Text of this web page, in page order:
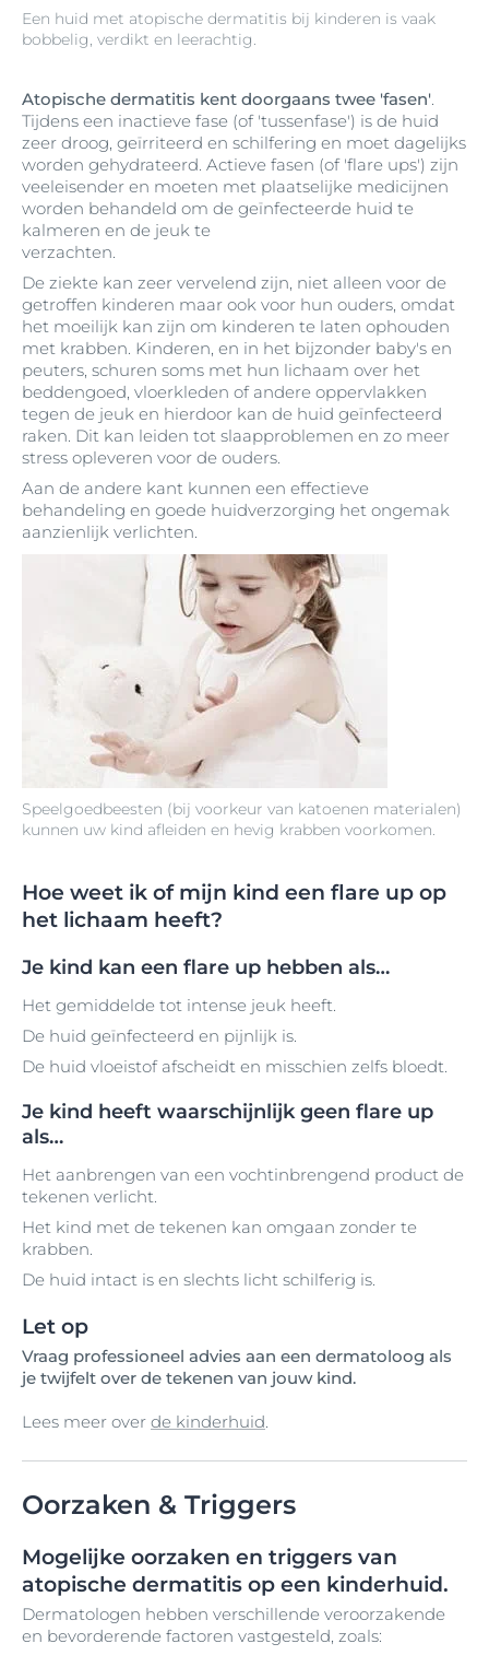
Een huid met atopische dermatitis bij kinderen is vaak
bobbelig, verdikt en leerachtig.
Speelgoedbeesten (bij voorkeur van katoenen materialen)
kunnen uw kind afleiden en hevig krabben voorkomen.
Atopische dermatitis kent doorgaans twee 'fasen'.
Tijdens een inactieve fase (of 'tussenfase') is de huid
zeer droog, geïrriteerd en schilfering en moet dagelijks
worden gehydrateerd. Actieve fasen (of 'flare ups') zijn
veeleisender en moeten met plaatselijke medicijnen
worden behandeld om de geïnfecteerde huid te
kalmeren en de jeuk te
verzachten.
De ziekte kan zeer vervelend zijn, niet alleen voor de
getroffen kinderen maar ook voor hun ouders, omdat
het moeilijk kan zijn om kinderen te laten ophouden
met krabben. Kinderen, en in het bijzonder baby's en
peuters, schuren soms met hun lichaam over het
beddengoed, vloerkleden of andere oppervlakken
tegen de jeuk en hierdoor kan de huid geïnfecteerd
raken. Dit kan leiden tot slaapproblemen en zo meer
stress opleveren voor de ouders.
Aan de andere kant kunnen een effectieve
behandeling en goede huidverzorging het ongemak
aanzienlijk verlichten.
Hoe weet ik of mijn kind een flare up op
het lichaam heeft?
Je kind kan een flare up hebben als…
Het gemiddelde tot intense jeuk heeft.
De huid geïnfecteerd en pijnlijk is.
De huid vloeistof afscheidt en misschien zelfs bloedt.
Je kind heeft waarschijnlijk geen flare up
als…
Het aanbrengen van een vochtinbrengend product de
tekenen verlicht.
Het kind met de tekenen kan omgaan zonder te
krabben.
De huid intact is en slechts licht schilferig is.
Let op
Vraag professioneel advies aan een dermatoloog als
je twijfelt over de tekenen van jouw kind.
Lees meer over de kinderhuid.
Oorzaken & Triggers
Mogelijke oorzaken en triggers van
atopische dermatitis op een kinderhuid.
Dermatologen hebben verschillende veroorzakende
en bevorderende factoren vastgesteld, zoals: